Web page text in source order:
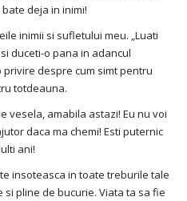
deja in inimi!
inimii si sufletului meu. „Luati
duceti-o pana in adancul
despre cum simt pentru
totdeauna.
vesela, amabila astazi! Eu nu voi
daca ma chemi! Esti puternic
ani!
insoteasca in toate treburile tale
pline de bucurie. Viata ta sa fie